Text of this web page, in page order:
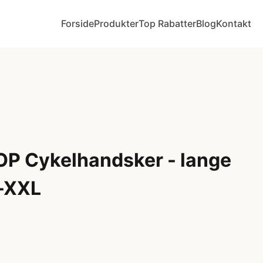
ForsideProdukterTop RabatterBlogKontakt
Cykelhandsker - lange